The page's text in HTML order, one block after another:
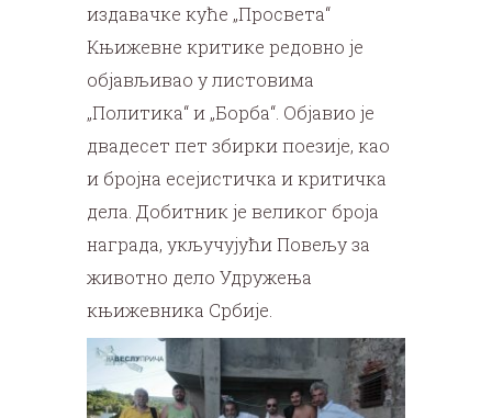
издавачке куће „Просвета“
Књижевне критике редовно је
објављивао у листовима
„Политика“ и „Борба“. Објавио је
двадесет пет збирки поезије, као
и бројна есејистичка и критичка
дела. Добитник је великог броја
награда, укључујући Повељу за
животно дело Удружења
књижевника Србије.